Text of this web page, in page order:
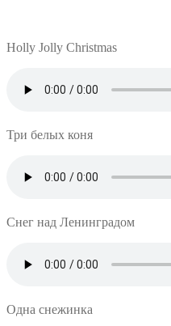
Holly Jolly Christmas
Три белых коня
Снег над Ленинградом
Одна снежинка